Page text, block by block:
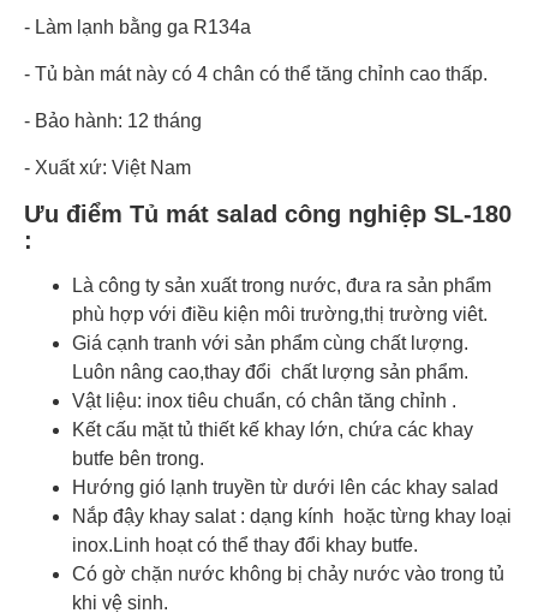
- Làm lạnh bằng ga R134a
- Tủ bàn mát này có 4 chân có thể tăng chỉnh cao thấp.
- Bảo hành: 12 tháng
- Xuất xứ: Việt Nam
Ưu điểm Tủ mát salad công nghiệp SL-180
:
Là công ty sản xuất trong nước, đưa ra sản phẩm
phù hợp với điều kiện môi trường,thị trường viêt.
Giá cạnh tranh với sản phẩm cùng chất lượng.
Luôn nâng cao,thay đổi chất lượng sản phẩm.
Vật liệu: inox tiêu chuẩn, có chân tăng chỉnh .
Kết cấu mặt tủ thiết kế khay lớn, chứa các khay
butfe bên trong.
Hướng gió lạnh truyền từ dưới lên các khay salad
Nắp đậy khay salat : dạng kính hoặc từng khay loại
inox.Linh hoạt có thể thay đổi khay butfe.
Có gờ chặn nước không bị chảy nước vào trong tủ
khi vệ sinh.